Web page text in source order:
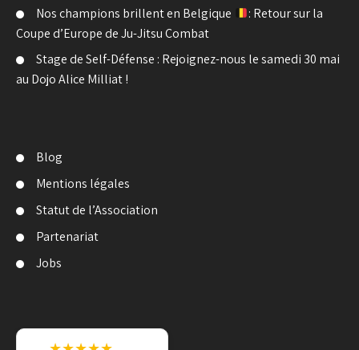
Nos champions brillent en Belgique
: Retour sur la
Coupe d’Europe de Ju-Jitsu Combat
Stage de Self-Défense : Rejoignez-nous le samedi 30 mai
au Dojo Alice Milliat !
Blog
Mentions légales
Statut de l’Association
Partenariat
Jobs